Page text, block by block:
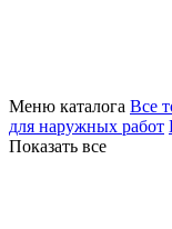
Меню каталога Все
для наружных работ
Показать все